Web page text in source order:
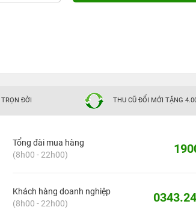
ĐỜI THU CŨ ĐỔI MỚI TẶNG
Tổng đài mua hàng
(8h00 - 22h00)
Khách hàng doanh nghiệp
(8h00 - 22h00)